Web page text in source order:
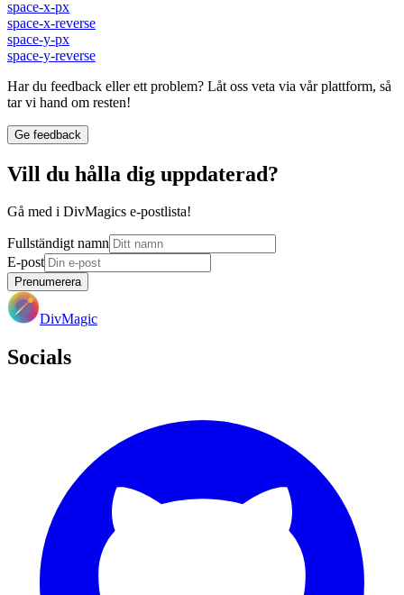
space-x-px
space-x-reverse
space-y-px
space-y-reverse
Har du feedback eller ett problem? Låt oss veta via vår plattform, så
tar vi hand om resten!
Ge feedback
Vill du hålla dig uppdaterad?
Gå med i DivMagics e-postlista!
Fullständigt namn
E-post
Prenumerera
DivMagic
Socials